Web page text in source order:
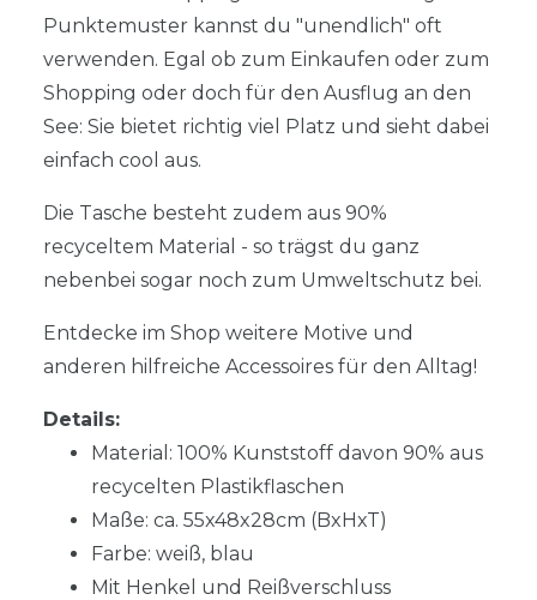
Punktemuster kannst du "unendlich" oft
verwenden. Egal ob zum Einkaufen oder zum
Shopping oder doch für den Ausflug an den
See: Sie bietet richtig viel Platz und sieht dabei
einfach cool aus.
Die Tasche besteht zudem aus 90%
recyceltem Material - so trägst du ganz
nebenbei sogar noch zum Umweltschutz bei.
Entdecke im Shop weitere Motive und
anderen hilfreiche Accessoires für den Alltag!
Details:
Material: 100% Kunststoff davon 90% aus
recycelten Plastikflaschen
Maße: ca. 55x48x28cm (BxHxT)
Farbe: weiß, blau
Mit Henkel und Reißverschluss